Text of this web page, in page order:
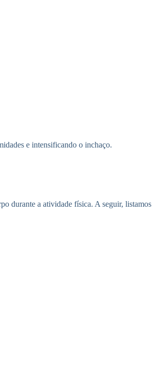
e intensificando o inchaço.
durante a atividade física. A seguir, listamos